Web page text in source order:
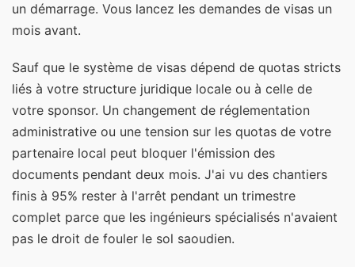
un démarrage. Vous lancez les demandes de visas un
mois avant.
Sauf que le système de visas dépend de quotas stricts
liés à votre structure juridique locale ou à celle de
votre sponsor. Un changement de réglementation
administrative ou une tension sur les quotas de votre
partenaire local peut bloquer l'émission des
documents pendant deux mois. J'ai vu des chantiers
finis à 95% rester à l'arrêt pendant un trimestre
complet parce que les ingénieurs spécialisés n'avaient
pas le droit de fouler le sol saoudien.